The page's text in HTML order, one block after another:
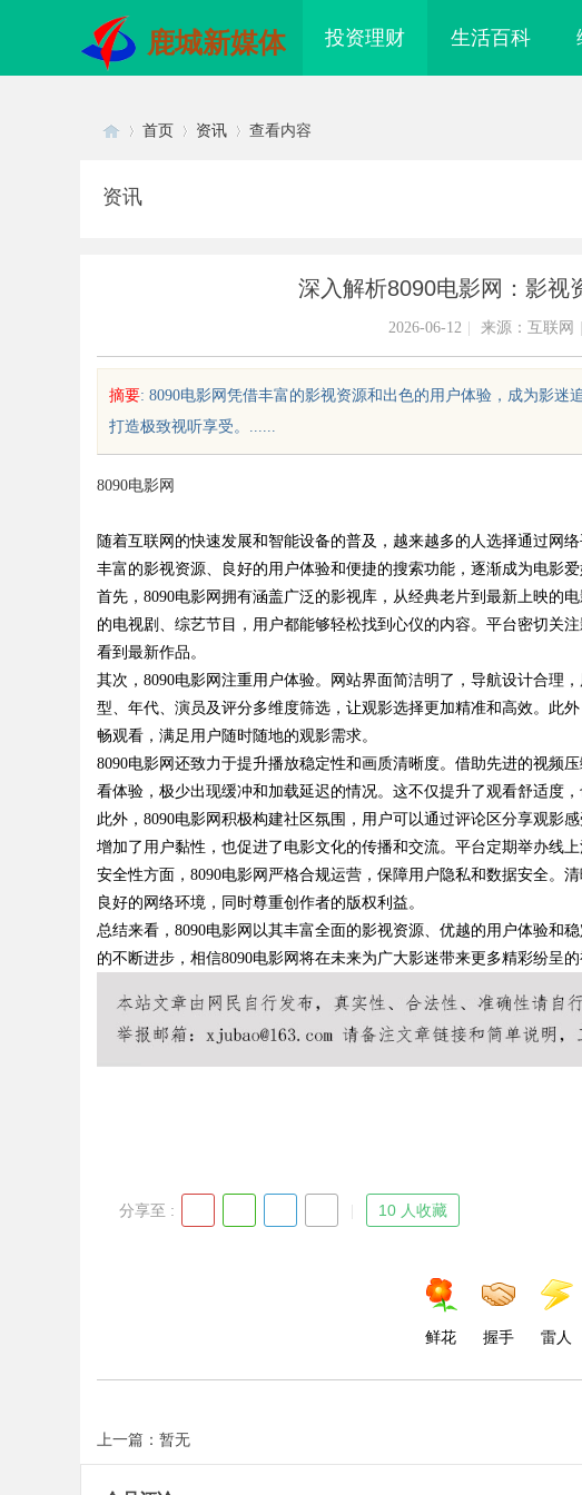
鹿城新媒体 投资理财 生活百科
uz
!
首页 资讯 查看内容
资讯
深入解析8090电影网：影视
2026-06-12 来源：互联网
摘要: 8090电影网凭借丰富的影视资源和出色的用户体验，成为影
打造极致视听享受。......
8090电影网
随着互联网的快速发展和智能设备的普及，越来越多的人选择通过网
丰富的影视资源、良好的用户体验和便捷的搜索功能，逐渐成为电影爱
首先，8090电影网拥有涵盖广泛的影视库，从经典老片到最新上映的
的电视剧、综艺节目，用户都能够轻松找到心仪的内容。平台密切关
看到最新作品。
其次，8090电影网注重用户体验。网站界面简洁明了，导航设计合理
型、年代、演员及评分多维度筛选，让观影选择更加精准和高效。此
畅观看，满足用户随时随地的观影需求。
8090电影网还致力于提升播放稳定性和画质清晰度。借助先进的视频
看体验，极少出现缓冲和加载延迟的情况。这不仅提升了观看舒适度
此外，8090电影网积极构建社区氛围，用户可以通过评论区分享观影
增加了用户黏性，也促进了电影文化的传播和交流。平台定期举办线
安全性方面，8090电影网严格合规运营，保障用户隐私和数据安全。
良好的网络环境，同时尊重创作者的版权利益。
总结来看，8090电影网以其丰富全面的影视资源、优越的用户体验和
的不断进步，相信8090电影网将在未来为广大影迷带来更多精彩纷呈的
分享至 : 10 人收藏
鲜花 握手 雷人
上一篇：暂无
贝净 AC 国际医疗实验室，标准化研
发体系全解析 略利器解析